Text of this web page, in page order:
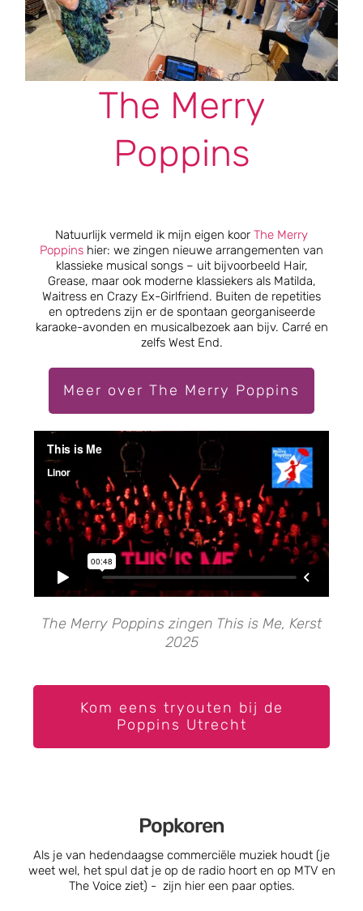
The Merry
Poppins
Natuurlijk vermeld ik mijn eigen koor The Merry
Poppins hier: we zingen nieuwe arrangementen van
klassieke musical songs – uit bijvoorbeeld Hair,
Grease, maar ook moderne klassiekers als Matilda,
Waitress en Crazy Ex-Girlfriend. Buiten de repetities
en optredens zijn er de spontaan georganiseerde
karaoke-avonden en musicalbezoek aan bijv. Carré en
zelfs West End.
Meer over The Merry Poppins
The Merry Poppins zingen This is Me, Kerst
2025
Kom eens tryouten bij de
Poppins Utrecht
Popkoren
Als je van hedendaagse commerciële muziek houdt (je
weet wel, het spul dat je op de radio hoort en op MTV en
The Voice ziet) - zijn hier een paar opties.